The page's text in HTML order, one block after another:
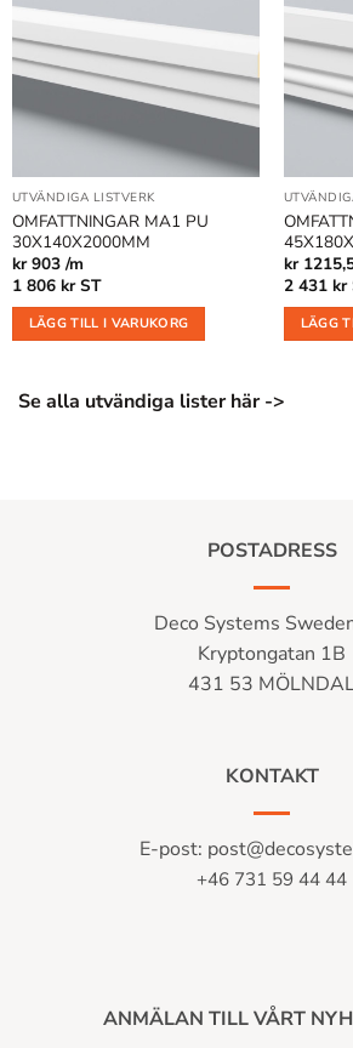
i
UTVÄNDIGA LISTVERK
OMFATTNINGAR MA1 PU
30X140X2000MM
kr 903 /m
1 806 kr ST
LÄGG TILL I VARUKORG
kr
2 431 kr
LÄGG
Se alla utvändiga lister här ->
POSTADRESS
Deco Systems
Kryptongatan 1B
431 53
KONTAKT
E-post:
+46 731 59 44 44
ANMÄLAN TILL VÅRT